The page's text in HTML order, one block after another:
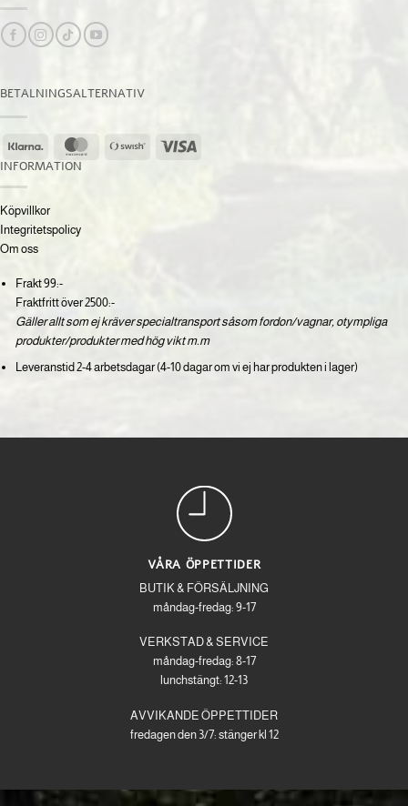
BETALNINGSALTERNATIV
Klarna MasterCardSwish
INFORMATION
Köpvillkor
Integritetspolicy
Om oss
Frakt 99:-
Fraktfritt över 2500:-
Gäller allt som ej kräver specialtransport såsom fordon/vagnar, otympliga
produkter/produkter med hög vikt m.m
Leveranstid 2-4 arbetsdagar (4-10 dagar om vi ej har produkten i lager)
VÅRA ÖPPETTIDER
BUTIK & FÖRSÄLJNING
måndag-fredag: 9-17
VERKSTAD & SERVICE
måndag-fredag: 8-17
lunchstängt: 12-13
AVVIKANDE ÖPPETTIDER
fredagen den 3/7: stänger kl 12